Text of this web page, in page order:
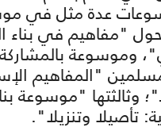
عدة مثل في
حول "مفاهيم في بناء
وموسوعة بالمشاركة
"المفاهيم
وثالثتها "موسوعة
تأصيلا وتنزيلا".